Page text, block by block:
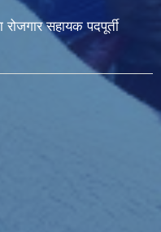
सहायक पदपूर्ती